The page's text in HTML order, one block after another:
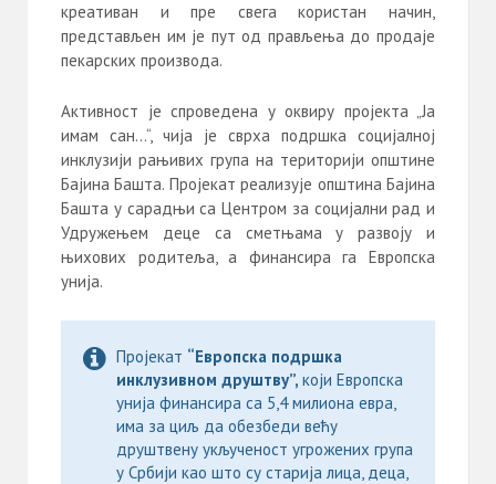
креативан и пре свега користан начин,
представљен им је пут од прављења до продаје
пекарских производа.
Активност је спроведена у оквиру пројекта „Ја
имам сан…“, чија је сврха подршка социјалној
инклузији рањивих група на територији општине
Бајина Башта. Пројекат реализује општина Бајина
Башта у сарадњи са Центром за социјални рад и
Удружењем деце са сметњама у развоју и
њихових родитеља, а финансира га Европска
унија.
Пројекат “Европска подршка
инклузивном друштву”, који Европска
унија финансира са 5,4 милиона евра,
има за циљ да обезбеди већу
друштвену укљученост угрожених група
у Србији као што су старија лица, деца,